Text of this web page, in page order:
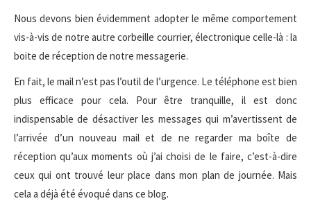
Nous devons bien évidemment adopter le même comportement
vis-à-vis de notre autre corbeille courrier, électronique celle-là : la
boite de réception de notre messagerie.
En fait, le mail n’est pas l’outil de l’urgence. Le téléphone est bien
plus efficace pour cela. Pour être tranquille, il est donc
indispensable de désactiver les messages qui m’avertissent de
l’arrivée d’un nouveau mail et de ne regarder ma boîte de
réception qu’aux moments où j’ai choisi de le faire, c’est-à-dire
ceux qui ont trouvé leur place dans mon plan de journée. Mais
cela a déjà été évoqué dans ce blog.